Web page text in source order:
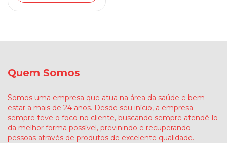
Quem Somos
Somos uma empresa que atua na área da saúde e bem-
estar a mais de 24 anos. Desde seu início, a empresa
sempre teve o foco no cliente, buscando sempre atendê-lo
da melhor forma possível, previnindo e recuperando
pessoas através de produtos de excelente qualidade.